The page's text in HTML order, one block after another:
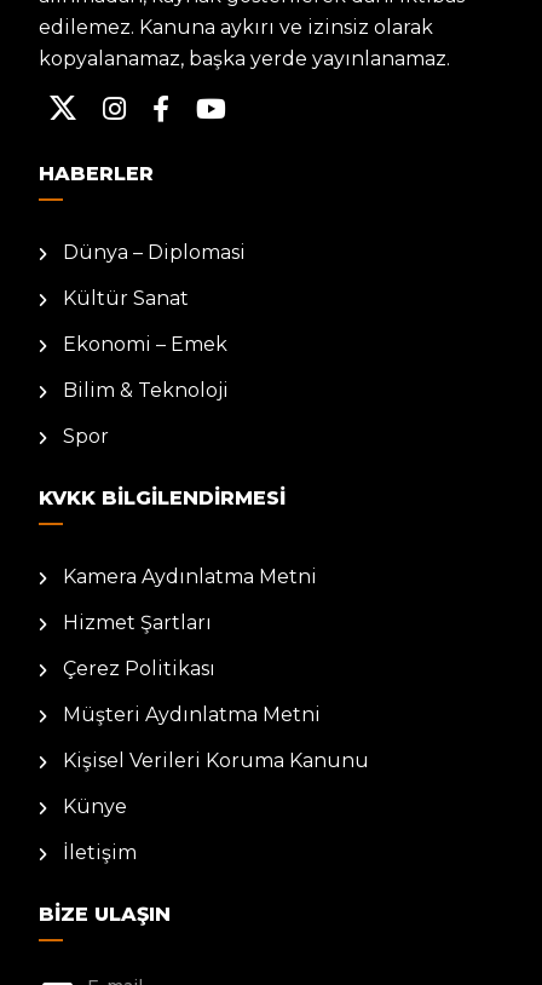
edilemez. Kanuna aykırı ve izinsiz olarak
kopyalanamaz, başka yerde yayınlanamaz.
HABERLER
Dünya – Diplomasi
Kültür Sanat
Ekonomi – Emek
Bilim & Teknoloji
Spor
KVKK BILGILENDIRMESI
Kamera Aydınlatma Metni
Hizmet Şartları
Çerez Politikası
Müşteri Aydınlatma Metni
Kişisel Verileri Koruma Kanunu
Künye
İletişim
BIZE ULAŞIN